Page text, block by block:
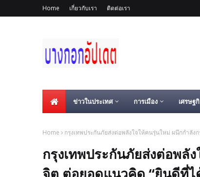
Home เกี่ยวกับเรา ติดต่อเรา
ข่าวในประเทศ การเมือง เศรษฐ
Home กรุงเทพประกันภัยส่งต่อพลังใจให้คนรุ่นใหม่ ผนึกกำลั
กรุงเทพประกันภัยส่งต่อพลั
จิต ต่อยอดแนวคิด “ยินดีที่ไ